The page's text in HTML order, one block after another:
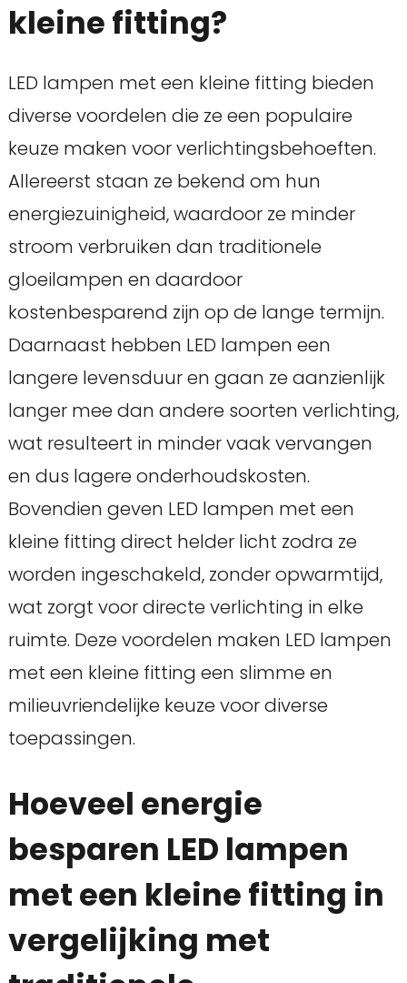
kleine fitting?
LED lampen met een kleine fitting bieden
diverse voordelen die ze een populaire
keuze maken voor verlichtingsbehoeften.
Allereerst staan ze bekend om hun
energiezuinigheid, waardoor ze minder
stroom verbruiken dan traditionele
gloeilampen en daardoor
kostenbesparend zijn op de lange termijn.
Daarnaast hebben LED lampen een
langere levensduur en gaan ze aanzienlijk
langer mee dan andere soorten verlichting,
wat resulteert in minder vaak vervangen
en dus lagere onderhoudskosten.
Bovendien geven LED lampen met een
kleine fitting direct helder licht zodra ze
worden ingeschakeld, zonder opwarmtijd,
wat zorgt voor directe verlichting in elke
ruimte. Deze voordelen maken LED lampen
met een kleine fitting een slimme en
milieuvriendelijke keuze voor diverse
toepassingen.
Hoeveel energie
besparen LED lampen
met een kleine fitting in
vergelijking met